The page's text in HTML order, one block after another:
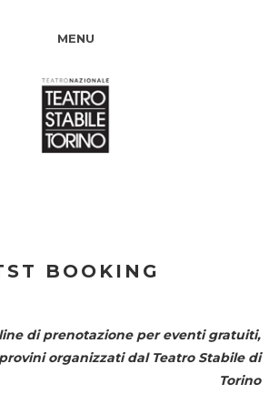
MENU
BOOKING
di prenotazione per eventi gratuiti,
organizzati dal Teatro Stabile di
Torino